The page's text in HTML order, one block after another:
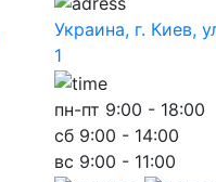
Украина, г. Киев,
1
пн-пт 9:00 - 18:00
сб 9:00 - 14:00
вс 9:00 - 11:00